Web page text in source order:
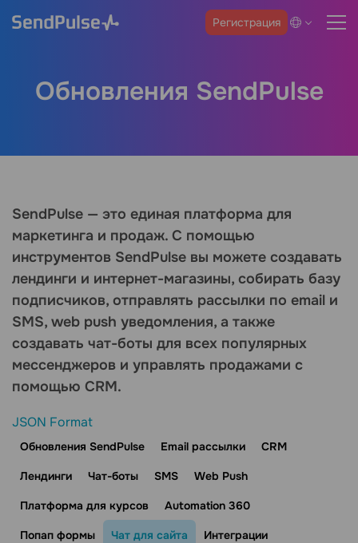
Регистрация
Обновления SendPulse
SendPulse — это единая платформа для
маркетинга и продаж. С помощью
инструментов SendPulse вы можете создавать
лендинги и интернет-магазины, собирать базу
подписчиков, отправлять рассылки по email и
SMS, web push уведомления, а также
создавать чат-боты для всех популярных
мессенджеров и управлять продажами с
помощью CRM.
JSON Format
Обновления SendPulse Email рассылки CRM
Лендинги Чат-боты SMS Web Push
Платформа для курсов Automation 360
Попап формы Чат для сайта Интеграции